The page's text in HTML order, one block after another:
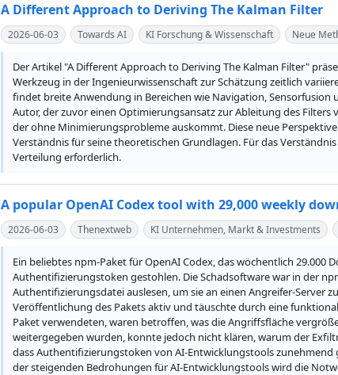
A Different Approach to Deriving The Kalman Filter
2026-06-03 Towards AI KI Forschung & Wissenschaft Neue
Der Artikel "A Different Approach to Deriving The Kalman Filter"
Werkzeug in der Ingenieurwissenschaft zur Schätzung zeitlich
findet breite Anwendung in Bereichen wie Navigation,
Autor, der zuvor einen Optimierungsansatz zur Ableitung des
der ohne Minimierungsprobleme auskommt. Diese neue
Verständnis für seine theoretischen Grundlagen. Für das
Verteilung erforderlich.
A popular OpenAI Codex tool with 29,000 weekly
2026-06-03 Thenextweb KI Unternehmen, Markt & Investments
Ein beliebtes npm-Paket für OpenAI Codex, das wöchentlich
Authentifizierungstoken gestohlen. Die Schadsoftware war in der
Authentifizierungsdatei auslesen, um sie an einen Angreifer-Server
Veröffentlichung des Pakets aktiv und täuschte durch eine
Paket verwendeten, waren betroffen, was die Angriffsfläche
weitergegeben wurden, konnte jedoch nicht klären, warum der
dass Authentifizierungstoken von AI-Entwicklungstools
der steigenden Bedrohungen für AI-Entwicklungstools wird die